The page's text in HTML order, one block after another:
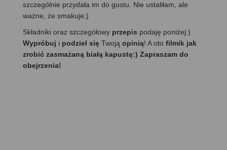
szczególnie przydała im do gustu. Nie ustaliłam, ale
ważne, że smakuje;)
Składniki oraz szczegółowy przepis podaję poniżej:)
Wypróbuj i podziel się Twoją opinią! A oto filmik jak
zrobić zasmażaną białą kapustę:) Zapraszam do
obejrzenia!